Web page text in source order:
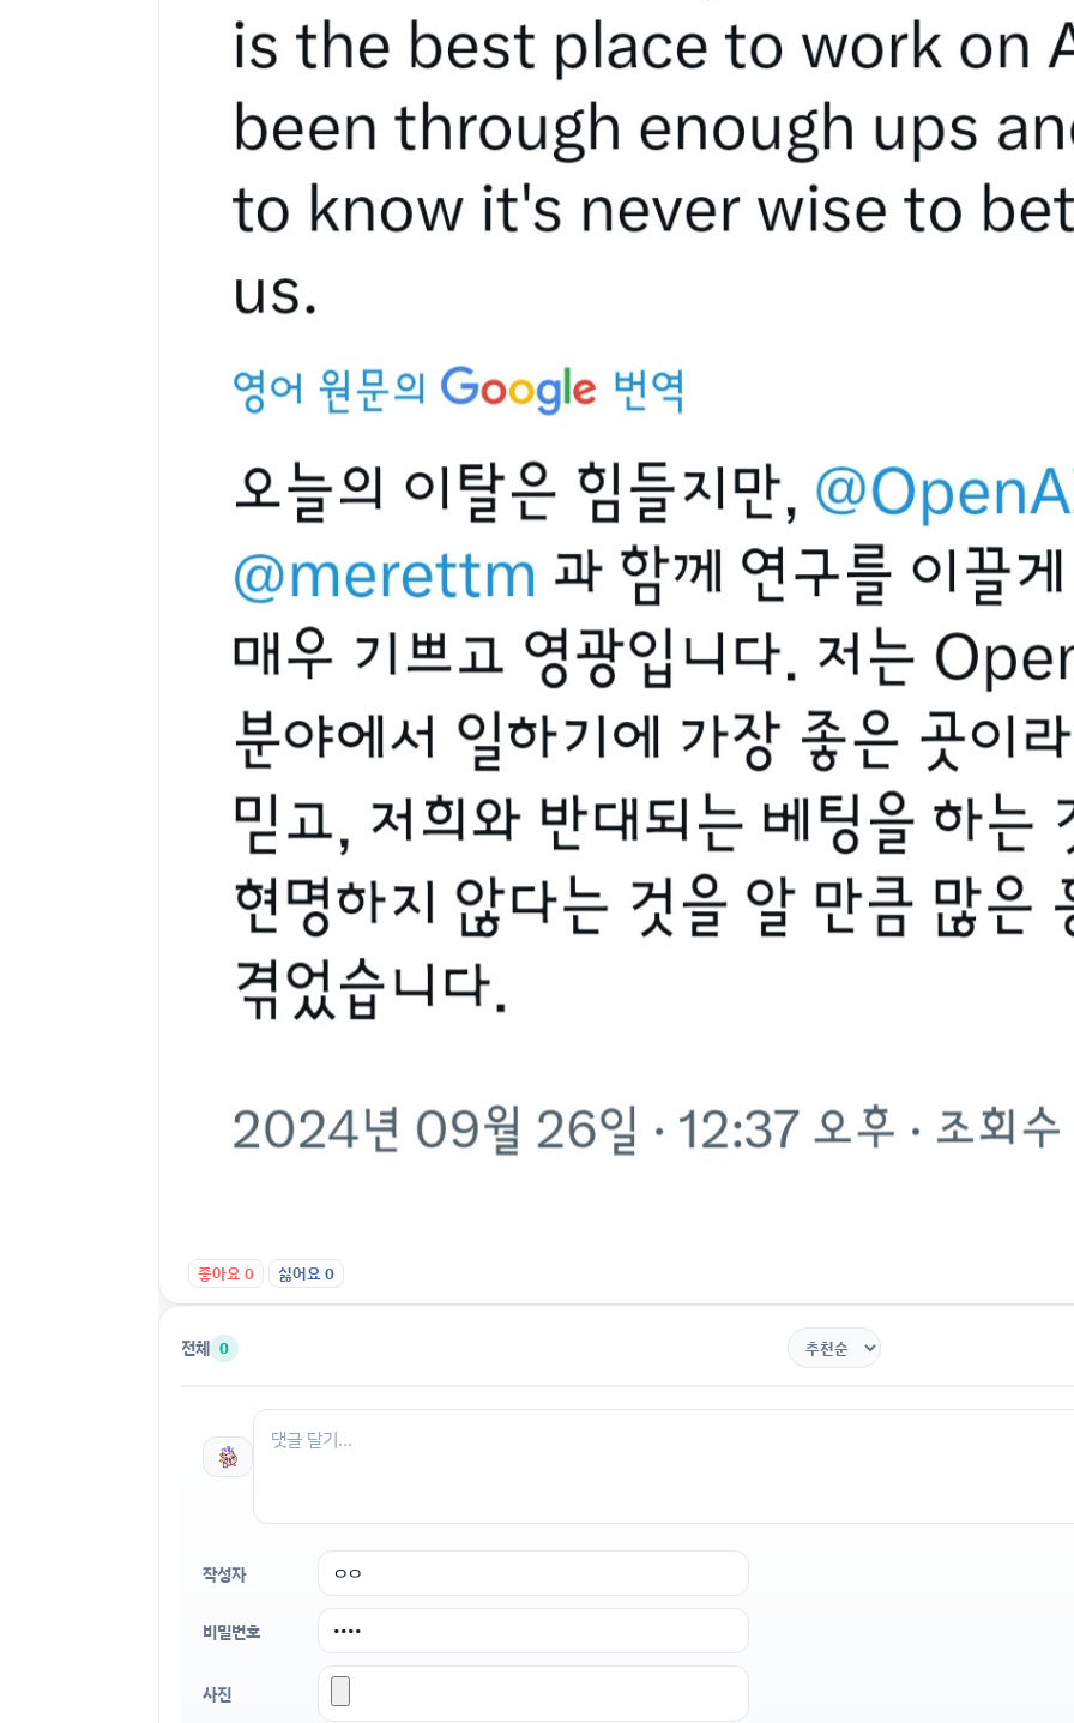
좋아요0 싫어요0
전체 0
작성자
비밀번호
사진